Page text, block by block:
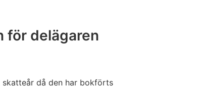
för delägaren
skatteår då den har bokförts